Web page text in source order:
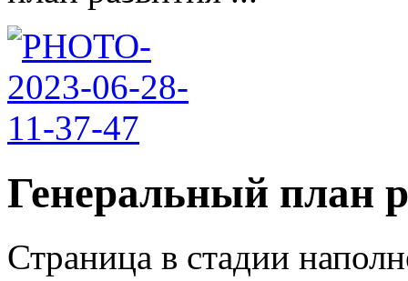
Генеральный план
Страница в стадии